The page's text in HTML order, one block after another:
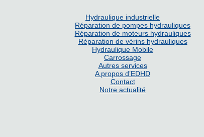
Hydraulique industrielle
Réparation de pompes hydrauliques
Réparation de moteurs hydrauliques
Réparation de vérins hydrauliques
Hydraulique Mobile
Carrossage
Autres services
A propos d’EDHD
Contact
Notre actualité
d’appoint de 2kW à 22kW, groupes de
compteurs de particules…
et à la mise en œuvre